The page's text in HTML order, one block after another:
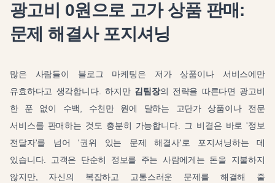
광고비 0원으로 고가 상품 판매:
문제 해결사 포지셔닝
많은 사람들이 블로그 마케팅은 저가 상품이나 서비스에만
유효하다고 생각합니다. 하지만 김팀장의 전략을 따른다면 광고비
한 푼 없이 수백, 수천만 원에 달하는 고단가 상품이나 전문
서비스를 판매하는 것도 충분히 가능합니다. 그 비결은 바로 '정보
전달자'를 넘어 '권위 있는 문제 해결사'로 포지셔닝하는 데
있습니다. 고객은 단순히 정보를 주는 사람에게는 돈을 지불하지
않지만, 자신의 복잡하고 고통스러운 문제를 해결해 줄